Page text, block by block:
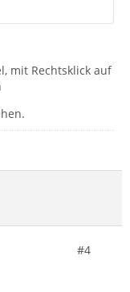
mit Rechtsklick auf
#4